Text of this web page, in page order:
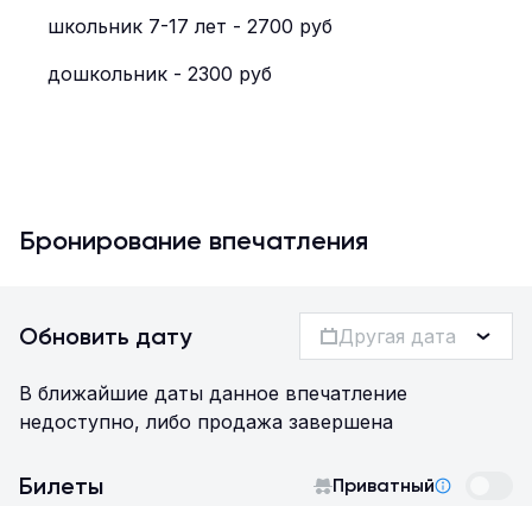
школьник 7-17 лет - 2700 руб
дошкольник - 2300 руб
Бронирование впечатления
Обновить дату Другая дата
В ближайшие даты данное впечатление
недоступно, либо продажа завершена
Билеты Приватный